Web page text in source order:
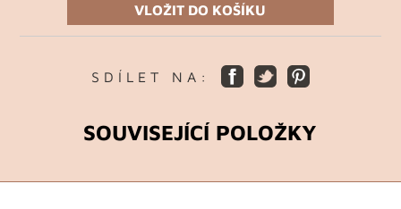
VLOŽIT DO KOŠÍKU
S D Í L E T N A :
SOUVISEJÍCÍ POLOŽKY